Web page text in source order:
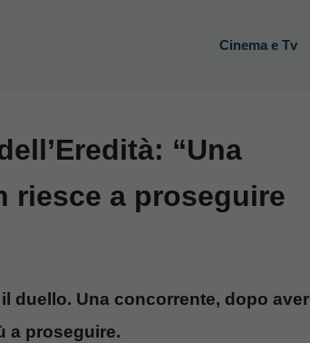
Cinema e Tv
“Una
a proseguire
duello. Una concorrente, dopo aver
a proseguire.